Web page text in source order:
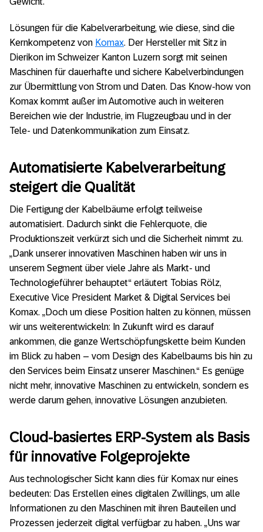
Lösungen für die Kabelverarbeitung, wie diese, sind die
Kernkompetenz von Komax. Der Hersteller mit Sitz in
Dierikon im Schweizer Kanton Luzern sorgt mit seinen
Maschinen für dauerhafte und sichere Kabelverbindungen
zur Übermittlung von Strom und Daten. Das Know-how von
Komax kommt außer im Automotive auch in weiteren
Bereichen wie der Industrie, im Flugzeugbau und in der
Tele- und Datenkommunikation zum Einsatz.
Automatisierte Kabelverarbeitung
steigert die Qualität
Die Fertigung der Kabelbäume erfolgt teilweise
automatisiert. Dadurch sinkt die Fehlerquote, die
Produktionszeit verkürzt sich und die Sicherheit nimmt zu.
„Dank unserer innovativen Maschinen haben wir uns in
unserem Segment über viele Jahre als Markt- und
Technologieführer behauptet“ erläutert Tobias Rölz,
Executive Vice President Market & Digital Services bei
Komax. „Doch um diese Position halten zu können, müssen
wir uns weiterentwickeln: In Zukunft wird es darauf
ankommen, die ganze Wertschöpfungskette beim Kunden
im Blick zu haben – vom Design des Kabelbaums bis hin zu
den Services beim Einsatz unserer Maschinen.“ Es genüge
nicht mehr, innovative Maschinen zu entwickeln, sondern es
werde darum gehen, innovative Lösungen anzubieten.
Cloud-basiertes ERP-System als Basis
für innovative Folgeprojekte
Aus technologischer Sicht kann dies für Komax nur eines
bedeuten: Das Erstellen eines digitalen Zwillings, um alle
Informationen zu den Maschinen mit ihren Bauteilen und
Prozessen jederzeit digital verfügbar zu haben. „Uns war